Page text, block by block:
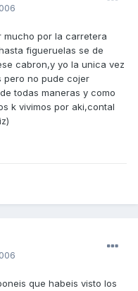
mucho por la carretera
figueruelas se de
cabron,y yo la unica vez
pero no pude cojer
todas maneras y como
k vivimos por aki,contal
que habeis visto los